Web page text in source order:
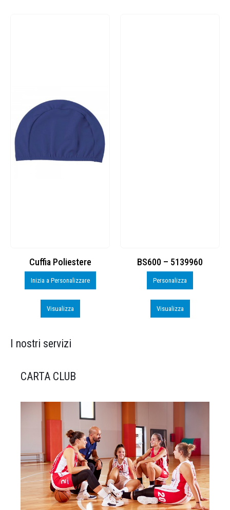
Cuffia Poliestere
Inizia a Personalizzare
Visualizza
BS600 – 5139960
Personalizza
Visualizza
I nostri servizi
CARTA CLUB